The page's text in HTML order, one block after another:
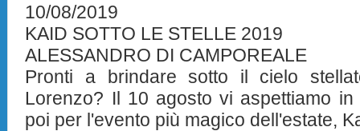
10/08/2019
KAID SOTTO LE STELLE 2019
ALESSANDRO DI CAMPOREALE
Pronti a brindare sotto il cielo
Lorenzo? Il 10 agosto vi aspettiamo
poi per l'evento più magico dell'estate,